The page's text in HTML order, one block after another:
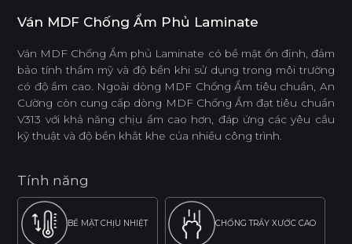
Ván MDF Chống Ẩm Phủ Laminate
Ván MDF Chống Ẩm phủ Laminate có bề mặt ổn định, đảm
bảo tính thẩm mỹ và độ bền khi sử dụng trong môi trường
có độ ẩm cao. Ngoài dòng MDF Chống Ẩm tiêu chuẩn, An
Cường còn cung cấp dòng MDF Chống Ẩm đạt tiêu chuẩn
V313 với khả năng chịu ẩm cao hơn, đáp ứng các yêu cầu
kỹ thuật và độ bền khắt khe của nhiều công trình.
Tính năng
BỀ MẶT CHỊU NHIỆT CHỐNG TRẦY XƯỚC CAO